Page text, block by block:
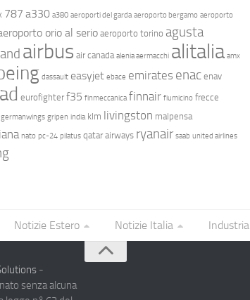
787 a330 a380 aeroporti del garda aeroporto bergamo aeroporto
orio al serio aeroporto torino agusta
airbus air canada alenia aermacchi alitalia amx
dassault easyjet ebace emirates enac enav
eurofighter f35 finmeccanica finnair fiumicino frecce
germanwings gripen india klm livingston malpensa
nato pc-24 pilatus qatar airways ryanair saab united airlines
Notizie Estero Notizie Italia Industria
-
senza alcuna